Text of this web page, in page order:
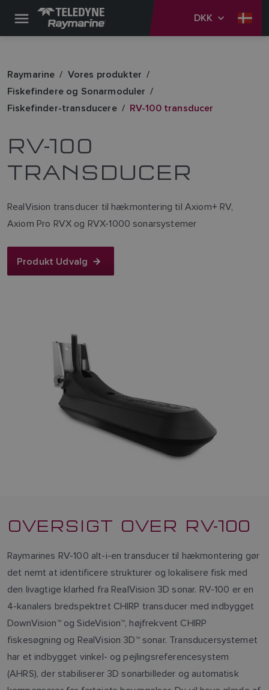
DKK
Raymarine
Vores produkter
Fiskefindere og Sonarmoduler
Fiskefinder-transducere
RV-100 transducer
RV-100
TRANSDUCER
RealVision transducer til hækmontering til Axiom+ RV,
Axiom Pro RVX og RVX-1000 sonarsystemer
Produkt Udvalg
OVERSIGT OVER RV-100
Raymarines RV-100 alt-i-en transducer til hækmontering gør
det nemt at identificere strukturer og lokalisere fisk med
den livagtige klarhed fra RealVision 3D sonar. RV-100 er en
4-kanalers bredspektret CHIRP transducer med indbygget
DownVision™ og SideVision™, højfrekvent CHIRP
fiskesøgning og RealVision 3D™ sonar. Transducersystemet
har et indbygget vinkel- og pejlingsreferencesystem
(AHRS), der stabiliserer 3D sonarbilleder og automatisk